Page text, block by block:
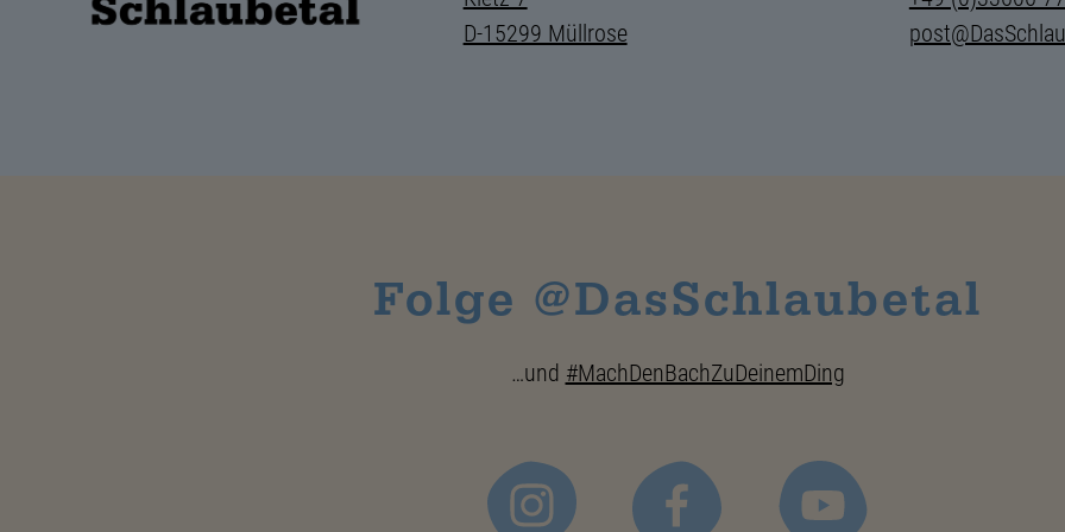
D-15299 Müllrose
Folge @DasSchlaubetal
…und #MachDenBachZuDeinemDing